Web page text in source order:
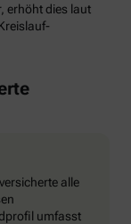
erhöht dies laut
alle
umfasst